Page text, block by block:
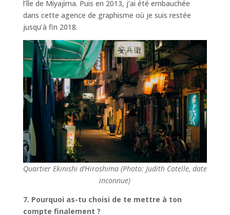
l’île de Miyajima. Puis en 2013, j’ai été embauchée
dans cette agence de graphisme où je suis restée
jusqu’à fin 2018.
Quartier Ekinishi d’Hiroshima (Photo: Judith Cotelle, date
inconnue)
7. Pourquoi as-tu choisi de te mettre à ton
compte finalement ?